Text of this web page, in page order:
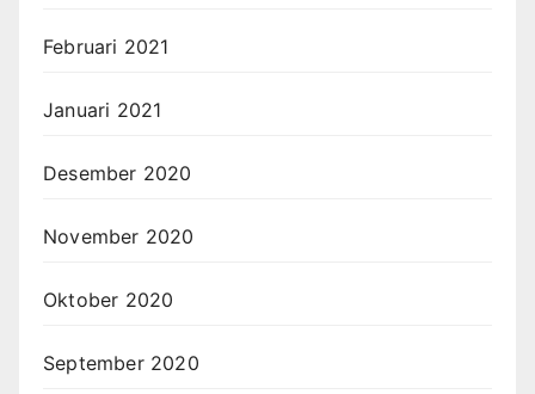
Februari 2021
Januari 2021
Desember 2020
November 2020
Oktober 2020
September 2020